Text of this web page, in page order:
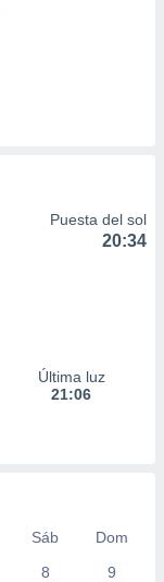
Puesta del sol
20:34
Última luz
21:06
Sáb
Dom
8 9